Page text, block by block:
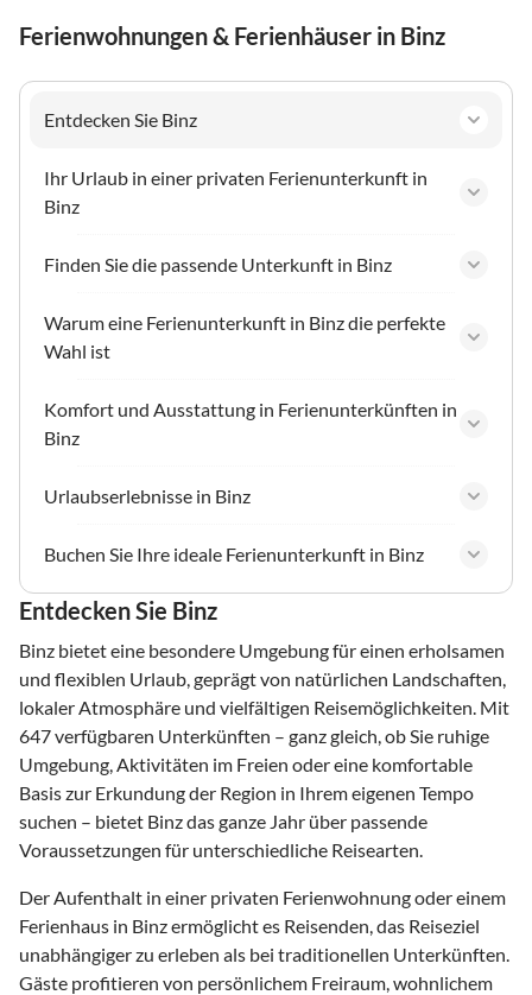
Ferienwohnungen & Ferienhäuser in Binz
Entdecken Sie Binz
Ihr Urlaub in einer privaten Ferienunterkunft in
Binz
Finden Sie die passende Unterkunft in Binz
Warum eine Ferienunterkunft in Binz die perfekte
Wahl ist
Komfort und Ausstattung in Ferienunterkünften in
Binz
Urlaubserlebnisse in Binz
Buchen Sie Ihre ideale Ferienunterkunft in Binz
Entdecken Sie Binz
Binz bietet eine besondere Umgebung für einen erholsamen
und flexiblen Urlaub, geprägt von natürlichen Landschaften,
lokaler Atmosphäre und vielfältigen Reisemöglichkeiten. Mit
647 verfügbaren Unterkünften – ganz gleich, ob Sie ruhige
Umgebung, Aktivitäten im Freien oder eine komfortable
Basis zur Erkundung der Region in Ihrem eigenen Tempo
suchen – bietet Binz das ganze Jahr über passende
Voraussetzungen für unterschiedliche Reisearten.
Der Aufenthalt in einer privaten Ferienwohnung oder einem
Ferienhaus in Binz ermöglicht es Reisenden, das Reiseziel
unabhängiger zu erleben als bei traditionellen Unterkünften.
Gäste profitieren von persönlichem Freiraum, wohnlichem